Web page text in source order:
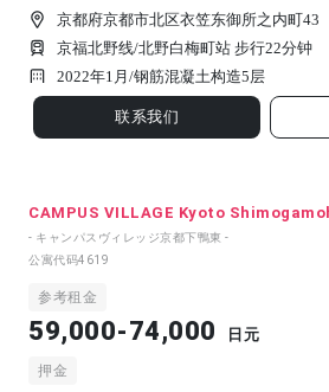
京都府京都市北区衣笠东御所之内町43
京福北野线/北野白梅町站 步行22分钟
2022年1月/钢筋混凝土构造5 层
联系我们
CAMPUS VILLAGE Kyoto
- キャンパスヴィレッジ京都下鴨東 -
公寓代码4619
参考租金
59,000-74,000 日元
押金